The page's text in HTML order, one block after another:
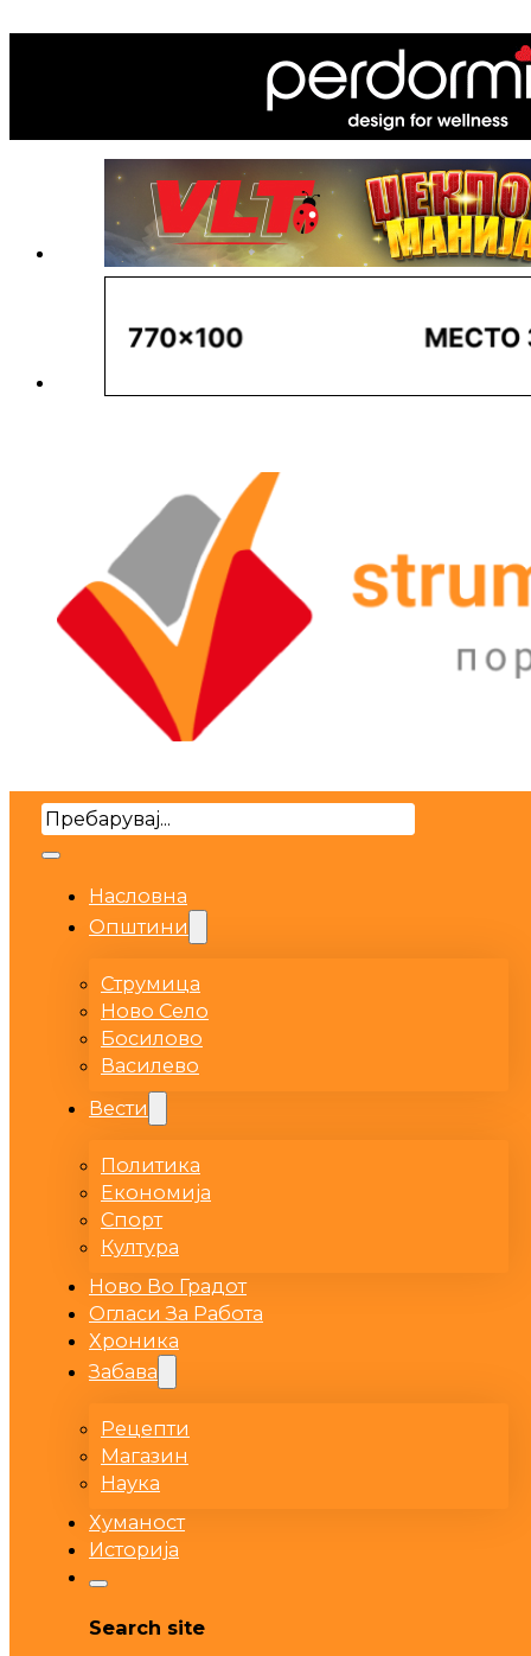
Search
Насловна
Општини
Струмица
Ново Село
Босилово
Василево
Вести
Политика
Економија
Спорт
Култура
Ново Во Градот
Огласи За Работа
Хроника
Забава
Рецепти
Магазин
Наука
Хуманост
Историја
Search site